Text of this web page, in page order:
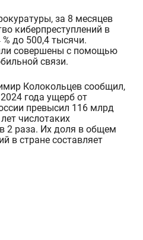
за 8 месяцев
киберпреступлений в
до 500,4 тысячи.
совершены с помощью
связи.
Колокольцев сообщил,
года ущерб от
превысил 116 млрд
числотаких
2 раза. Их доля в общем
в стране составляет